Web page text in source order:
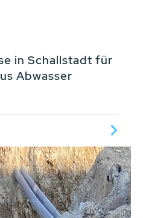
in Schallstadt für
Abwasser